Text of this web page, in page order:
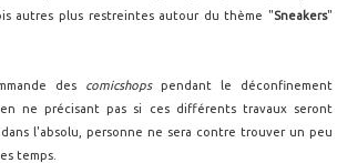
autres plus restreintes autour du thème "Sneakers"
des comicshopspendant le déconfinement
ne précisant pas si ces différents travaux seront
l'absolu, personne ne sera contre trouver un peu
temps.